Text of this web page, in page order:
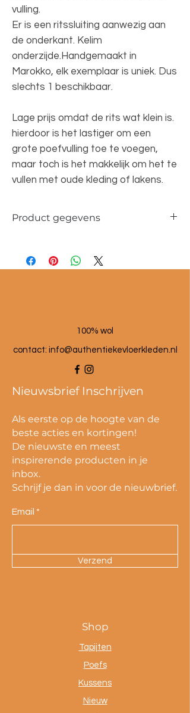
vulling.
Er is een ritssluiting aanwezig aan
de onderkant. Kelim
onderzijde.Handgemaakt in
Marokko, elk exemplaar is uniek. Dus
slechts 1 beschikbaar.
Lage prijs omdat de rits wat klein is.
hierdoor is het lastiger om een
grote poefvulling toe te voegen,
maar toch is het makkelijk om het te
vullen met oude kleding of lakens.
Product gegevens
Maat poef: 60x60x25 cm
100% wol
contact: info@authentiekevloerkleden.nl
Nieuwsbrief Inschrijven
Als eerste op de hoogte van de
beste acties en kortingen!
De nieuwste en meest
inspirerende producten in je
inbox.
Schrijf je dan in voor de nieuwbrief.
Email
Verzend
Shop
Tapijten
Poefs
Kussens
Nieuw